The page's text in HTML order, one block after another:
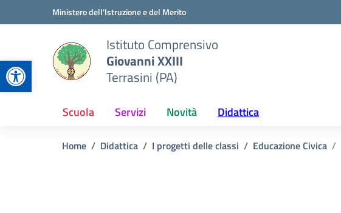
Apri la barra degli strumenti
Vai ai contenuti
Vai al menu di navigazioneMinistero dell'Istruzione e del Merito
Istituto Comprensivo
Giovanni XXIII
Terrasini (PA)
Scuola Servizi Novità Didattica
Home Didattica I progetti delle classi Educazione Civica